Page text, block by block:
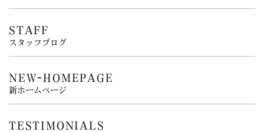
STAFF
スタッフブログ
NEW-HOMEPAGE
新ホームページ
TESTIMONIALS